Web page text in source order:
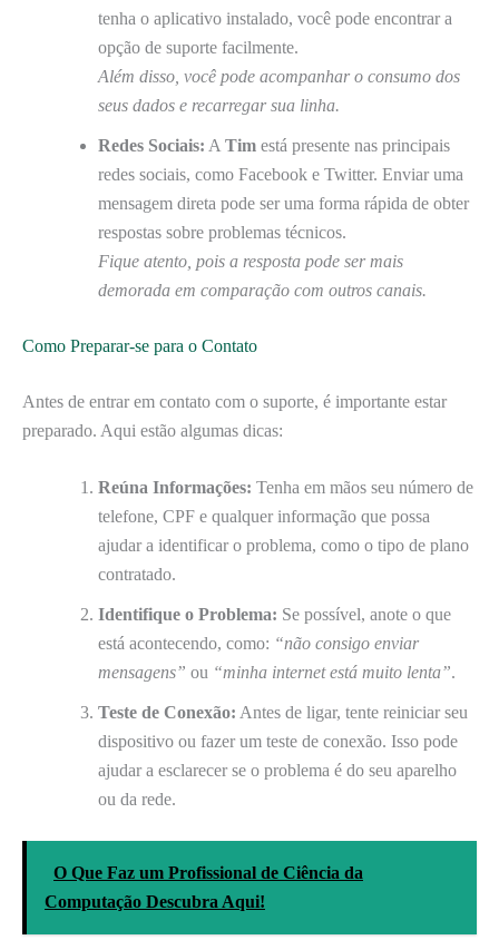
tenha o aplicativo instalado, você pode encontrar a
opção de suporte facilmente.
Além disso, você pode acompanhar o consumo dos
seus dados e recarregar sua linha.
Redes Sociais: A Tim está presente nas principais
redes sociais, como Facebook e Twitter. Enviar uma
mensagem direta pode ser uma forma rápida de obter
respostas sobre problemas técnicos.
Fique atento, pois a resposta pode ser mais
demorada em comparação com outros canais.
Como Preparar-se para o Contato
Antes de entrar em contato com o suporte, é importante estar
preparado. Aqui estão algumas dicas:
Reúna Informações: Tenha em mãos seu número de
telefone, CPF e qualquer informação que possa
ajudar a identificar o problema, como o tipo de plano
contratado.
Identifique o Problema: Se possível, anote o que
está acontecendo, como: “não consigo enviar
mensagens” ou “minha internet está muito lenta”.
Teste de Conexão: Antes de ligar, tente reiniciar seu
dispositivo ou fazer um teste de conexão. Isso pode
ajudar a esclarecer se o problema é do seu aparelho
ou da rede.
O Que Faz um Profissional de Ciência da
Computação Descubra Aqui!